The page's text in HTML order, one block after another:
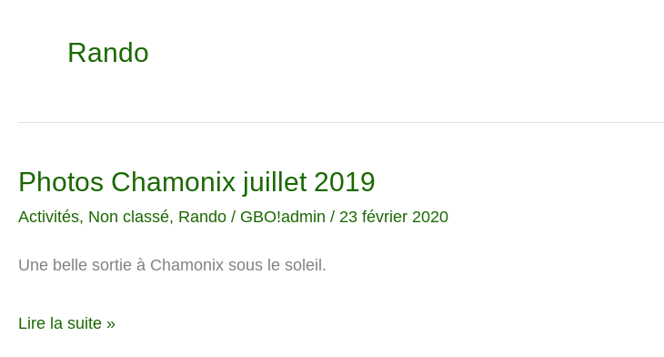
Rando
Photos Chamonix juillet 2019
Activités, Non classé, Rando / GBO!admin / 23 février 2020
Une belle sortie à Chamonix sous le soleil.
Photos
Chamonix
Lire la suite »